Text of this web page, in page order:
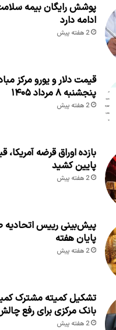
پوشش رایگان بیمه
ادامه دارد
2 هفته پیش
قیمت دلار و یورو مرکز
پنجشنبه ۸ مرداد ۱۴۰۵
2 هفته پیش
بازده اوراق قرضه
پایین کشید
2 هفته پیش
پیش‌بینی رییس اتحادیه
پایان هفته
2 هفته پیش
تشکیل کمیته مشترک
بانک مرکزی برای رفع
2 هفته پیش